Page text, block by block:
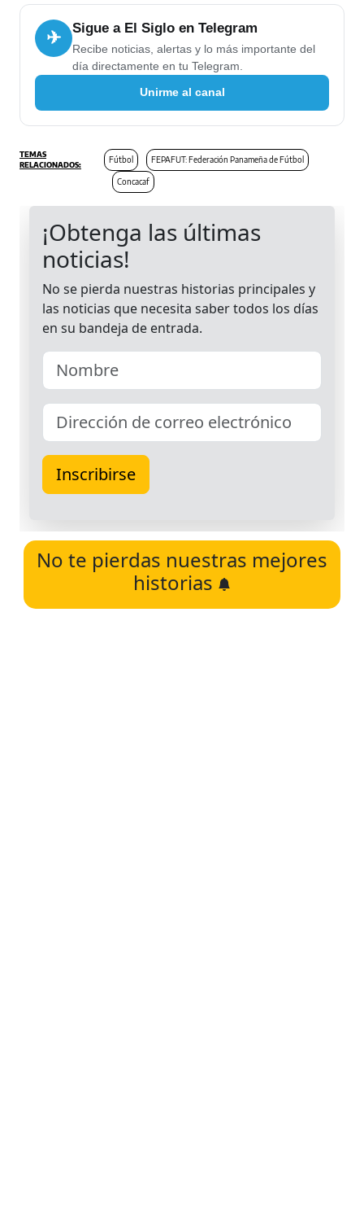
✈ Sigue a El Siglo en Telegram
Recibe noticias, alertas y lo más importante del
día directamente en tu Telegram.
Unirme al canal
Fútbol FEPAFUT: Federación Panameña de Fútbol
Concacaf
No te pierdas nuestras mejores
historias